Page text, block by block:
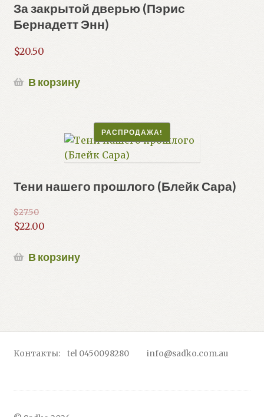
За закрытой дверью (Пэрис
Бернадетт Энн)
$20.50
В корзину
Тени нашего прошлого (Блейк Сара)
РАСПРОДАЖА!
$27.50
Первоначальная
составляла
$22.00
цена:В корзину
Контакты: tel 0450098280 info@sadko.com.au